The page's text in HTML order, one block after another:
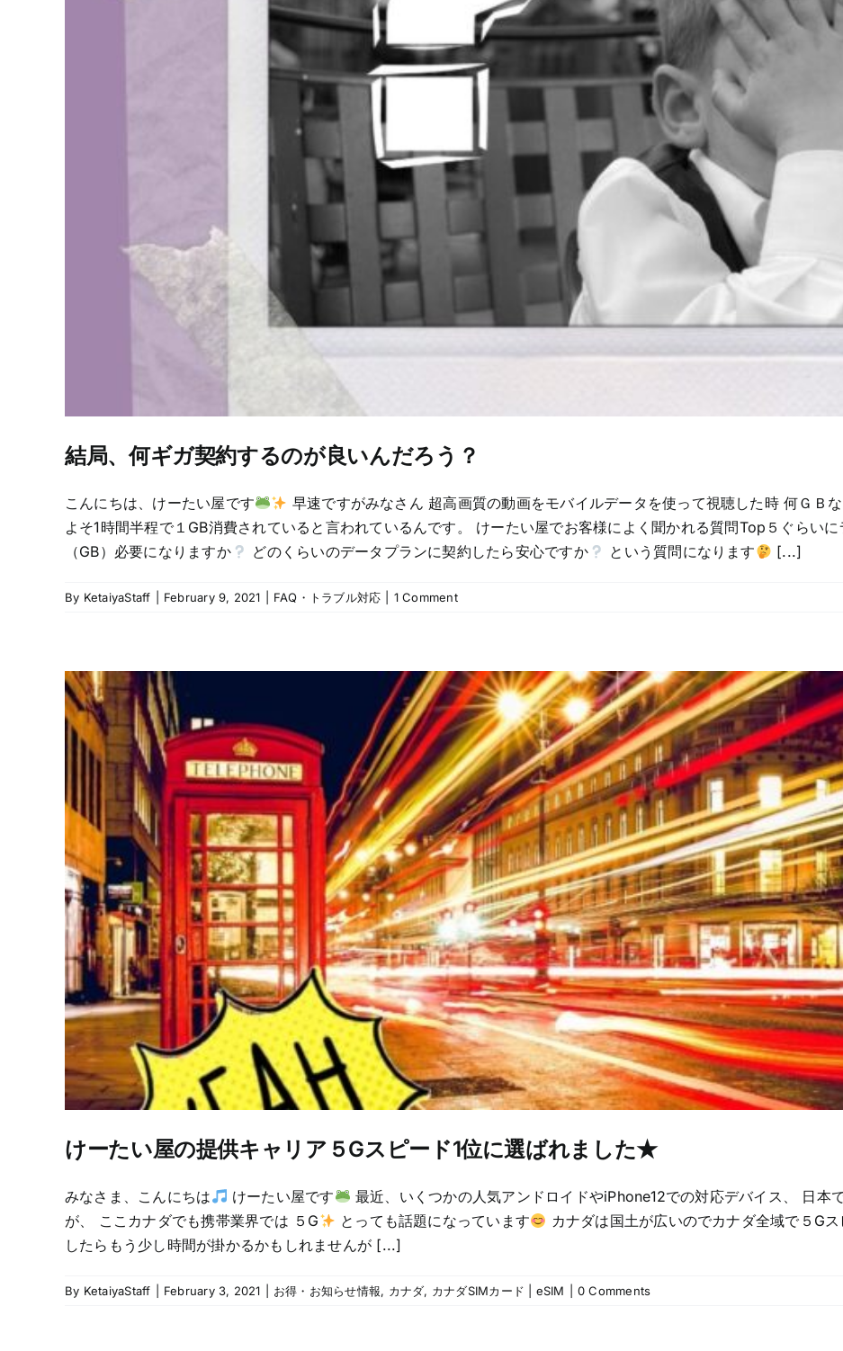
結局、何ギガ契約するのが良いんだろう？
こんにちは、けーたい屋です 早速ですがみなさん 超高画質の動画をモバイルデータを使って視聴した時 何ＧＢ
よそ1時間半程で１GB消費されていると言われているんです。 けーたい屋でお客様によく聞かれる質問Top５ぐらい
（GB）必要になりますか
どのくらいのデータプランに契約したら安心ですか という質問になります [...]
By KetaiyaStaff February 9, 2021 FAQ・トラブル対応 1 Comment
けーたい屋の提供キャリア５Gスピード1位に選ばれました★
みなさま、こんにちは けーたい屋です
最近、いくつかの人気アンドロイドやiPhone12での対応デバイス、 日本
が、 ここカナダでも携帯業界では ５G
とっても話題になっています
カナダは国土が広いのでカナダ全域で５G
したらもう少し時間が掛かるかもしれませんが [...]
By KetaiyaStaff February 3, 2021 お得・お知らせ情報, カナダ, カナダSIMカード | eSIM 0 Comments